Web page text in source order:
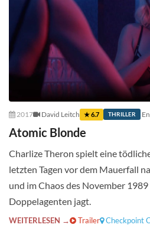
2017 David Leitch ★ 6.7 THRILLER
Atomic Blonde
Charlize Theron spielt eine
letzten Tagen vor dem Mauerfall
und im Chaos des November
Doppelagenten jagt.
WEITERLESEN → Trailer Checkpoint